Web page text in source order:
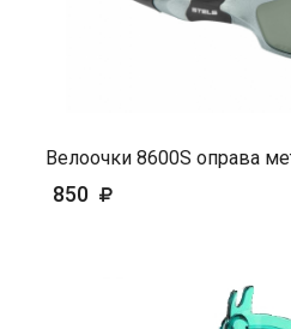
Велоочки 8600S оправа
850